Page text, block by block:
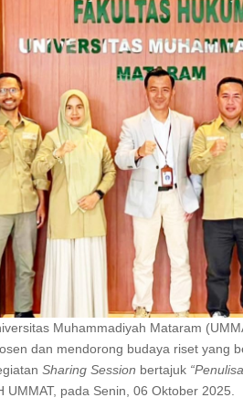
Muhammadiyah Mataram
dan mendorong budaya riset yang
Sharing Session bertajuk
pada Senin, 06 Oktober 2025.